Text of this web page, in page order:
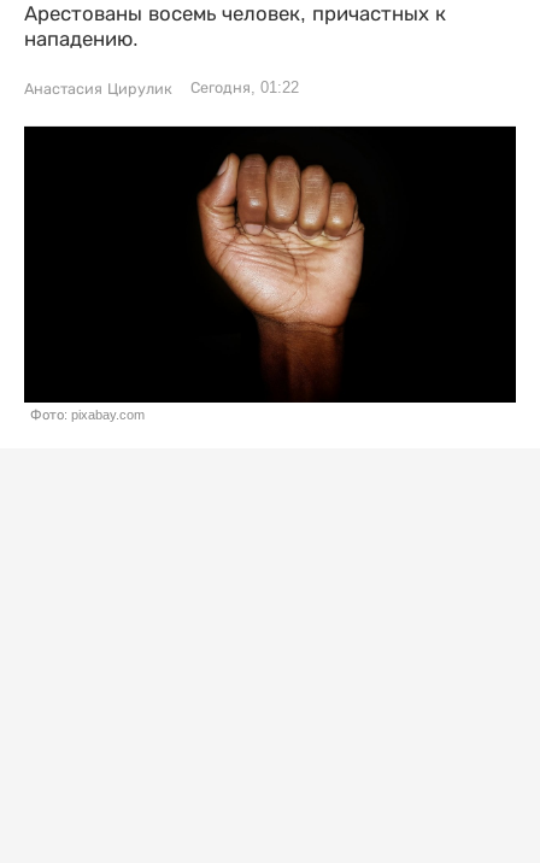
Арестованы восемь человек, причастных к
нападению.
Анастасия Цирулик Сегодня, 01:22
Фото: pixabay.com